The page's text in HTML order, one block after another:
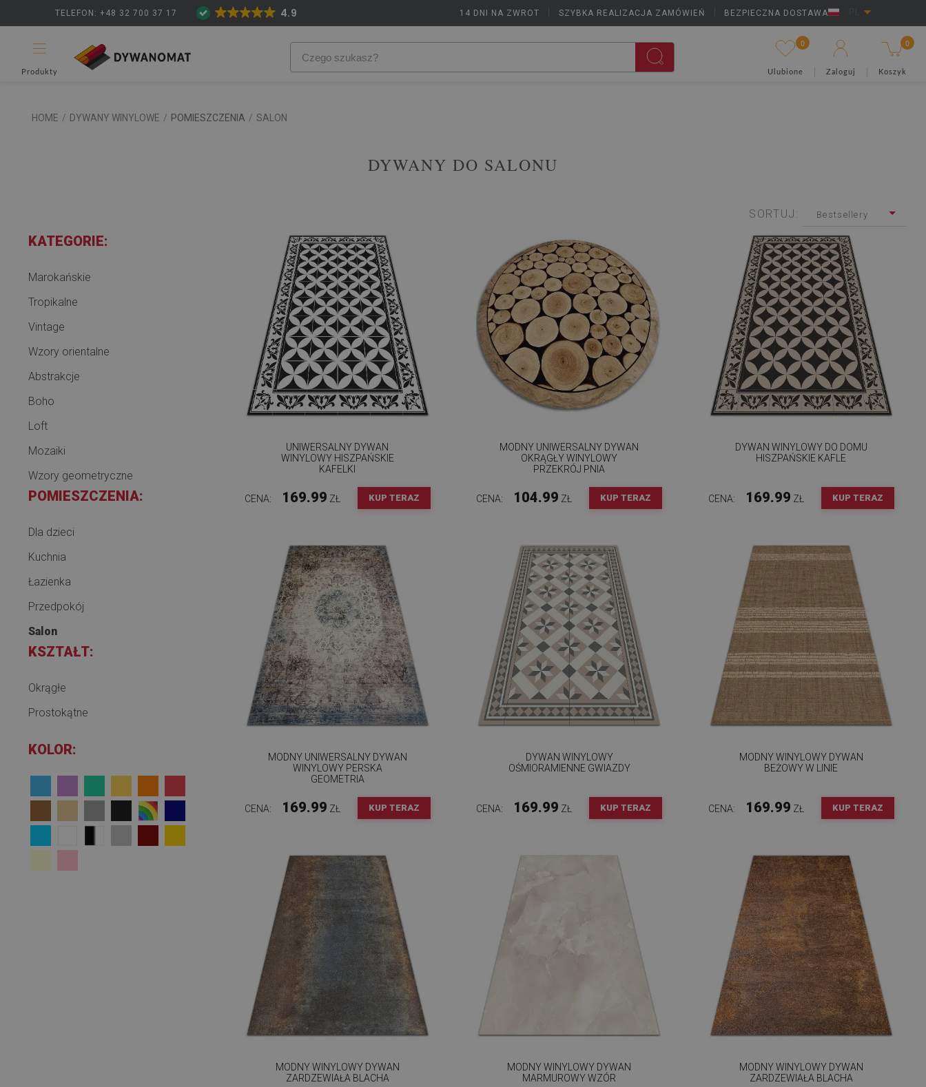
TELEFON: +48 32 700 37 17 14 DNI NA ZWROT SZYBKA REALIZACJA ZAMÓWIEŃ BEZPIECZNA DOSTAWA
4.9
Produkty
0
Ulubione Zaloguj
0
Koszyk
HOME / DYWANY WINYLOWE / POMIESZCZENIA / SALON
DYWANY DO SALONU
SORTUJ: Bestsellery
KATEGORIE:
Marokańskie
Tropikalne
Vintage
Wzory orientalne
Abstrakcje
Boho
Loft
Mozaiki
Wzory geometryczne
POMIESZCZENIA:
Dla dzieci
Kuchnia
Łazienka
Przedpokój
Salon
KSZTAŁT:
Okrągłe
Prostokątne
KOLOR:
UNIWERSALNY DYWAN
WINYLOWY HISZPAŃSKIE
KAFELKI
CENA: 169.99 ZŁ KUP TERAZ
MODNY UNIWERSALNY DYWAN
OKRĄGŁY WINYLOWY
PRZEKRÓJ PNIA
CENA: 104.99 ZŁ KUP TERAZ
DYWAN WINYLOWY DO DOMU
HISZPAŃSKIE KAFLE
CENA: 169.99 ZŁ KUP TERAZ
MODNY UNIWERSALNY DYWAN
WINYLOWY PERSKA
GEOMETRIA
CENA: 169.99 ZŁ KUP TERAZ
DYWAN WINYLOWY
OŚMIORAMIENNE GWIAZDY
CENA: 169.99 ZŁ KUP TERAZ
MODNY WINYLOWY DYWAN
BEŻOWY W LINIE
CENA: 169.99 ZŁ KUP TERAZ
MODNY WINYLOWY DYWAN
ZARDZEWIAŁA BLACHA
MODNY WINYLOWY DYWAN
MARMUROWY WZÓR
MODNY WINYLOWY DYWAN
ZARDZEWIAŁA BLACHA